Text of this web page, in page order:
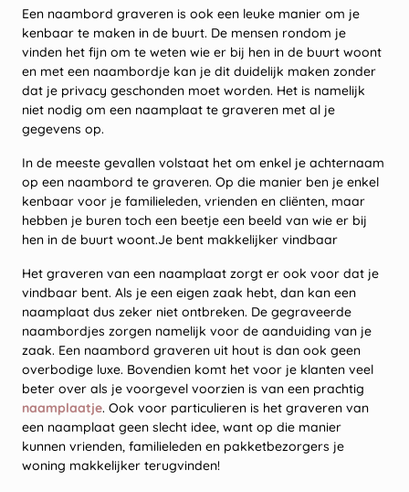
Een naambord graveren is ook een leuke manier om je
kenbaar te maken in de buurt. De mensen rondom je
vinden het fijn om te weten wie er bij hen in de buurt woont
en met een naambordje kan je dit duidelijk maken zonder
dat je privacy geschonden moet worden. Het is namelijk
niet nodig om een naamplaat te graveren met al je
gegevens op.
In de meeste gevallen volstaat het om enkel je achternaam
op een naambord te graveren. Op die manier ben je enkel
kenbaar voor je familieleden, vrienden en cliënten, maar
hebben je buren toch een beetje een beeld van wie er bij
hen in de buurt woont.Je bent makkelijker vindbaar
Het graveren van een naamplaat zorgt er ook voor dat je
vindbaar bent. Als je een eigen zaak hebt, dan kan een
naamplaat dus zeker niet ontbreken. De gegraveerde
naambordjes zorgen namelijk voor de aanduiding van je
zaak. Een naambord graveren uit hout is dan ook geen
overbodige luxe. Bovendien komt het voor je klanten veel
beter over als je voorgevel voorzien is van een prachtig
naamplaatje. Ook voor particulieren is het graveren van
een naamplaat geen slecht idee, want op die manier
kunnen vrienden, familieleden en pakketbezorgers je
woning makkelijker terugvinden!